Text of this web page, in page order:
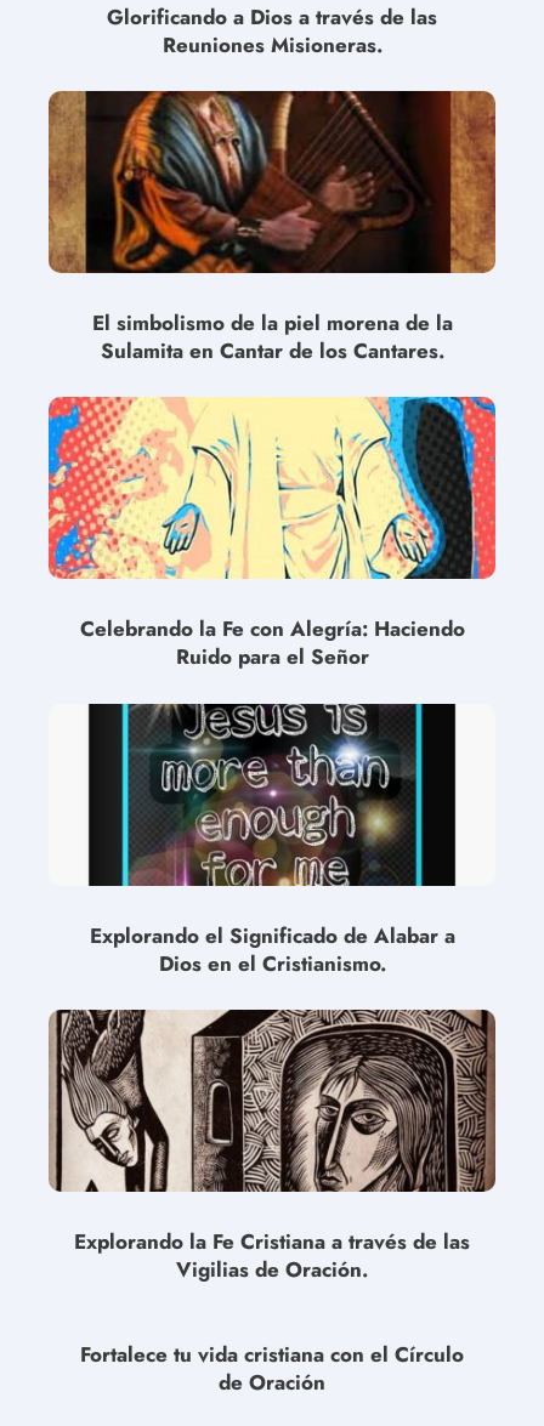
Glorificando a Dios a través de las
Reuniones Misioneras.
El simbolismo de la piel morena de la
Sulamita en Cantar de los Cantares.
Celebrando la Fe con Alegría: Haciendo
Ruido para el Señor
Explorando el Significado de Alabar a
Dios en el Cristianismo.
Explorando la Fe Cristiana a través de las
Vigilias de Oración.
Fortalece tu vida cristiana con el Círculo
de Oración